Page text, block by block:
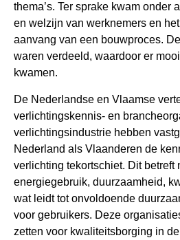
thema’s. Ter sprake kwam onder
en welzijn van werknemers en
aanvang van een bouwproces.
waren verdeeld, waardoor er
kwamen.
De Nederlandse en Vlaamse
verlichtingskennis- en
verlichtingsindustrie hebben
Nederland als Vlaanderen de
verlichting tekortschiet. Dit betreft
energiegebruik, duurzaamheid,
wat leidt tot onvoldoende
voor gebruikers. Deze
zetten voor kwaliteitsborging in